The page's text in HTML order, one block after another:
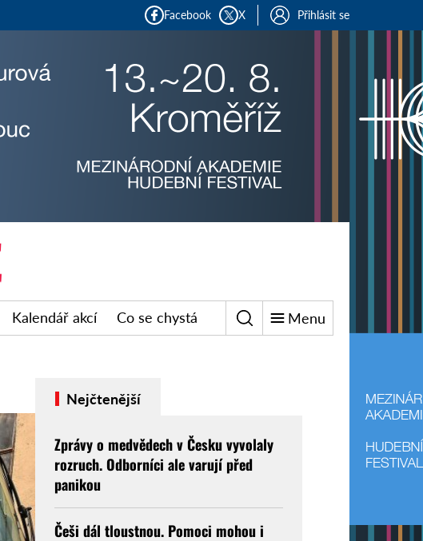
Facebook X Přihlásit se
Kalendář akcí Co se chystá Menu
Nejčtenější
Zprávy o medvědech v Česku vyvolaly
rozruch. Odborníci ale varují před
panikou
Češi dál tloustnou. Pomoci mohou i